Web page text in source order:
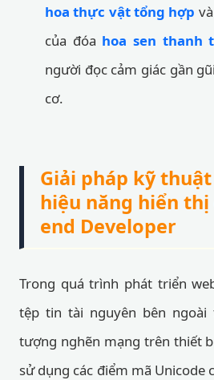
hoa thực vật tổng hợp
của đóa hoa sen thanh
người đọc cảm giác gần
cơ.
Giải pháp kỹ
hiệu năng hiển
end Developer
Trong quá trình phát triển
tệp tin tài nguyên bên ngoài
tượng nghẽn mạng trên thiết
sử dụng các điểm mã Unicode